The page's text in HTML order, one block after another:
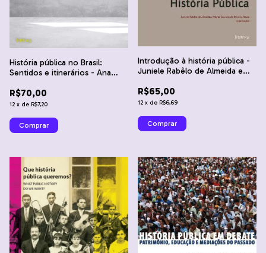
História pública no Brasil:
Sentidos e itinerários - Ana
Almeida e Ricardo Santhiago
R$70,00
12 x de R$7,20
Introdução à história pública -
Juniele Rabêlo de Almeida e
Rovai
R$65,00
12 x de R$6,69